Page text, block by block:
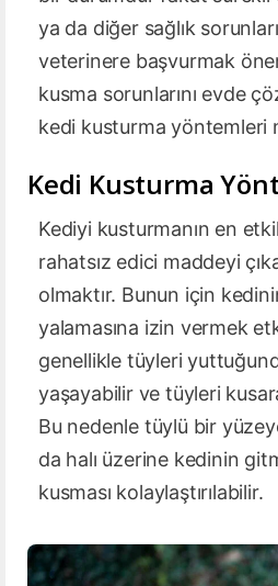
ya da diğer sağlık
veterinere başvurmak
kusma sorunlarını evde
kedi kusturma yöntemleri
Kedi Kusturma
Kediyi kusturmanın en
rahatsız edici maddeyi
olmaktır. Bunun için
yalamasına izin vermek
genellikle tüyleri
yaşayabilir ve tüyleri
Bu nedenle tüylü bir
da halı üzerine kedinin
kusması kolaylaştırılabilir.